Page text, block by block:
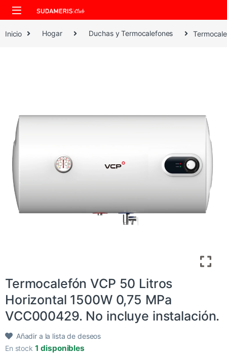
Skip to navigation
Skip to content
Inicio Hogar Duchas y Termocalefones
Termocalefón VCP 50 Litros
Horizontal 1500W 0,75 MPa
VCC000429. No incluye instalación.
Añadir a la lista de deseos
En stock 1 disponibles